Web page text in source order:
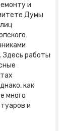
и
Думы
Здесь работы
как
много
и